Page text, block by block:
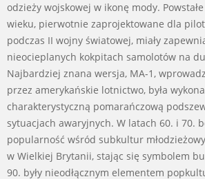
odzieży wojskowej w ikonę mody.
wieku, pierwotnie zaprojektowane dla
podczas II wojny światowej, miały
nieocieplanych kokpitach samolotów na
Najbardziej znana wersja, MA-1,
przez amerykańskie lotnictwo, była
charakterystyczną pomarańczową
sytuacjach awaryjnych. W latach 60. i 70.
popularność wśród subkultur
w Wielkiej Brytanii, stając się symbolem
90. były nieodłącznym elementem